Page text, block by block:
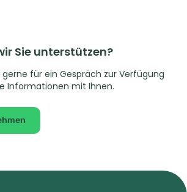
Sie unterstützen?
für ein Gespräch zur Verfügung
Informationen mit Ihnen.